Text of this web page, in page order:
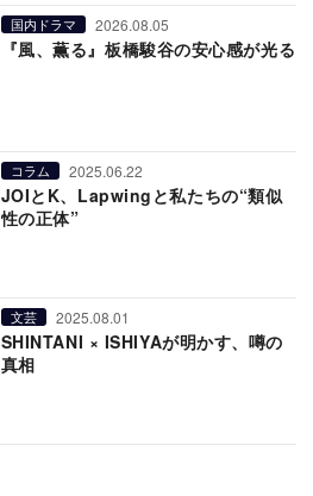
国内ドラマ 2026.08.05
『風、薫る』板橋駿谷の安心感が光る
コラム 2025.06.22
JOIとK、Lapwingと私たちの“類似
性の正体”
文芸 2025.08.01
SHINTANI × ISHIYAが明かす、噂の
真相